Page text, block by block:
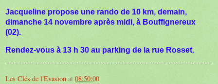
Jacqueline propose une rando de 10 km, demain,
dimanche 14 novembre après midi, à Bouffignereux
(02).
Rendez-vous à 13 h 30 au parking de la rue Rosset.
Les Clés de l'Evasion at 08:50:00